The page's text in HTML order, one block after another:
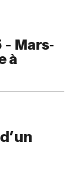
Mars-
à